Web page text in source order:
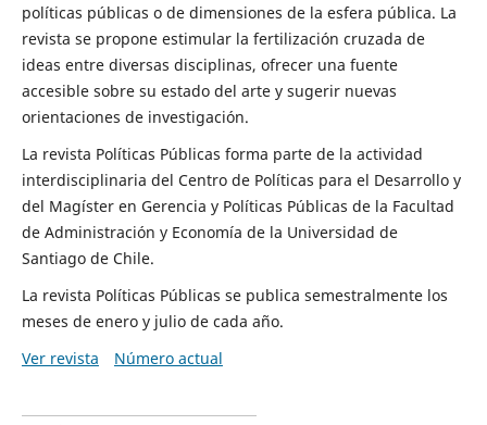
políticas públicas o de dimensiones de la esfera pública. La
revista se propone estimular la fertilización cruzada de
ideas entre diversas disciplinas, ofrecer una fuente
accesible sobre su estado del arte y sugerir nuevas
orientaciones de investigación.
La revista Políticas Públicas forma parte de la actividad
interdisciplinaria del Centro de Políticas para el Desarrollo y
del Magíster en Gerencia y Políticas Públicas de la Facultad
de Administración y Economía de la Universidad de
Santiago de Chile.
La revista Políticas Públicas se publica semestralmente los
meses de enero y julio de cada año.
Ver revista
Número actual